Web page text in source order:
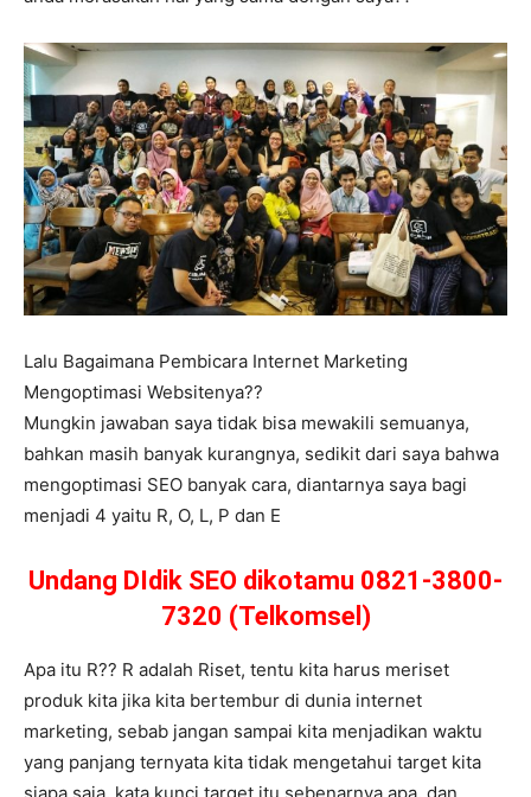
Lalu Bagaimana Pembicara Internet Marketing
Mengoptimasi Websitenya??
Mungkin jawaban saya tidak bisa mewakili semuanya,
bahkan masih banyak kurangnya, sedikit dari saya bahwa
mengoptimasi SEO banyak cara, diantarnya saya bagi
menjadi 4 yaitu R, O, L, P dan E
Undang DIdik SEO dikotamu 0821-3800-
7320 (Telkomsel)
Apa itu R?? R adalah Riset, tentu kita harus meriset
produk kita jika kita bertembur di dunia internet
marketing, sebab jangan sampai kita menjadikan waktu
yang panjang ternyata kita tidak mengetahui target kita